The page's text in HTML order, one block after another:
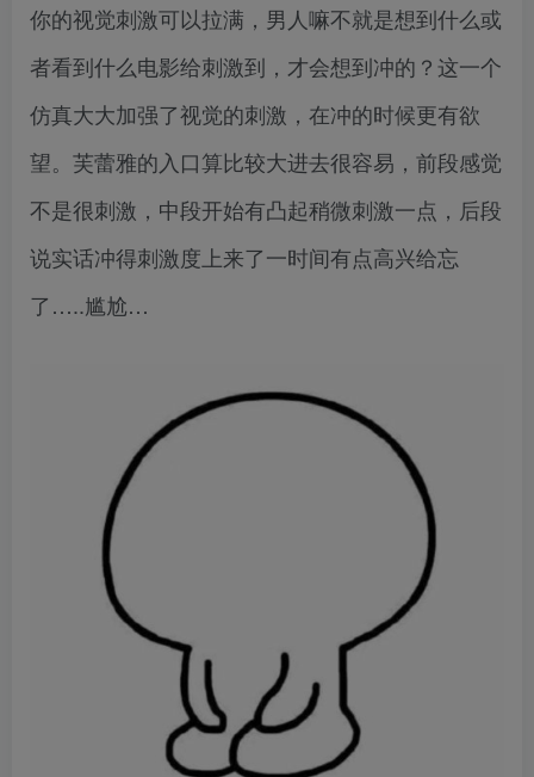
你的视觉刺激可以拉满，男人嘛不就是想到什么或
者看到什么电影给刺激到，才会想到冲的？这一个
仿真大大加强了视觉的刺激，在冲的时候更有欲
望。芙蕾雅的入口算比较大进去很容易，前段感觉
不是很刺激，中段开始有凸起稍微刺激一点，后段
说实话冲得刺激度上来了一时间有点高兴给忘
了…..尴尬…